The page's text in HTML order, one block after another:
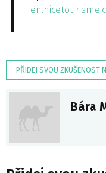
PŘIDEJ SVOU ZKUŠENOST
Bára